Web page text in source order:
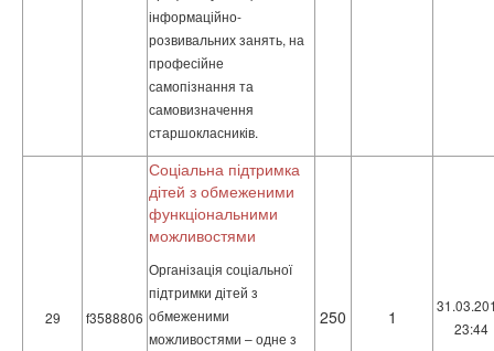
інформаційно-
розвивальних занять, на
професійне
самопізнання та
самовизначення
старшокласників.
29 f3588806
Соціальна підтримка
дітей з обмеженими
функціональними
можливостями
Організація соціальної
підтримки дітей з
обмеженими
можливостями – одне з
250 1
23:44